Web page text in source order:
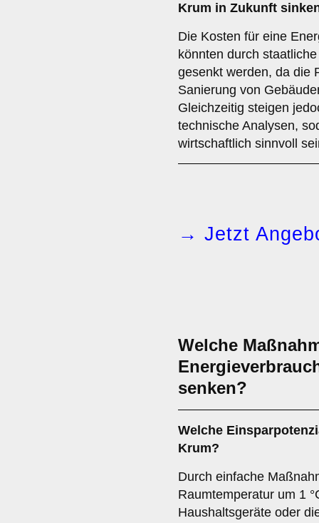
Krum in Zukunft
Die Kosten für eine
könnten durch
gesenkt werden, da die
Sanierung von
Gleichzeitig steigen
technische Analysen,
wirtschaftlich sinnvoll
→ Jetzt
Welche
senken?
Welche
Krum?
Durch einfache
Raumtemperatur um 1
Haushaltsgeräte oder